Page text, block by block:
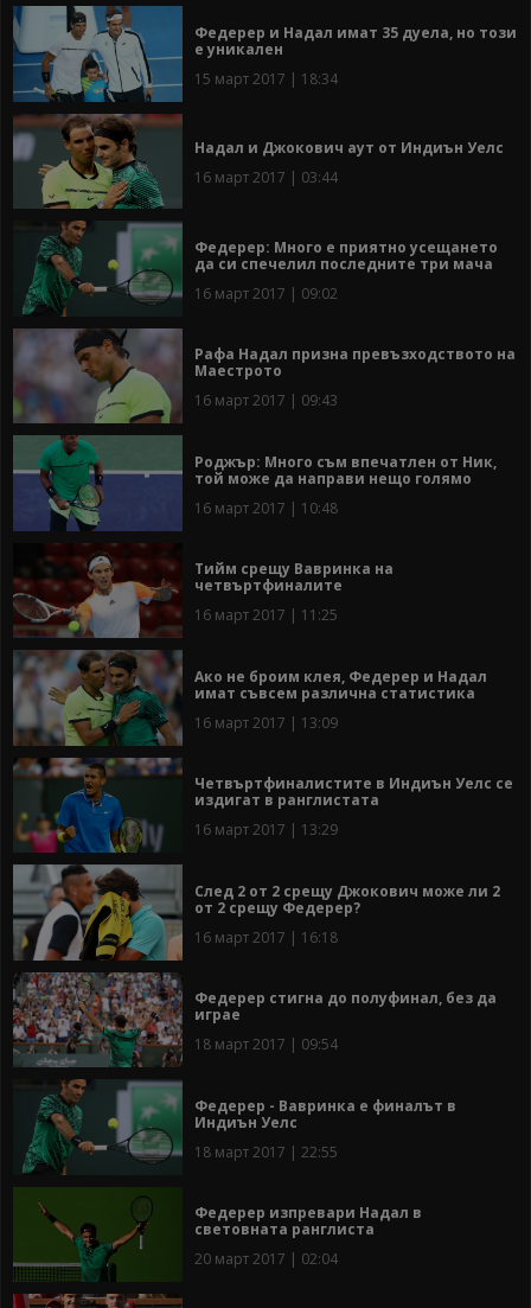
Федерер и Надал имат 35 дуела, но този
е уникален
15 март 2017 | 18:34
Надал и Джокович аут от Индиън Уелс
16 март 2017 | 03:44
Федерер: Много е приятно усещането
да си спечелил последните три мача
16 март 2017 | 09:02
Рафа Надал призна превъзходството на
Маестрото
16 март 2017 | 09:43
Роджър: Много съм впечатлен от Ник,
той може да направи нещо голямо
16 март 2017 | 10:48
Тийм срещу Вавринка на
четвъртфиналите
16 март 2017 | 11:25
Ако не броим клея, Федерер и Надал
имат съвсем различна статистика
16 март 2017 | 13:09
Четвъртфиналистите в Индиън Уелс се
издигат в ранглистата
16 март 2017 | 13:29
След 2 от 2 срещу Джокович може ли 2
от 2 срещу Федерер?
16 март 2017 | 16:18
Федерер стигна до полуфинал, без да
играе
18 март 2017 | 09:54
Федерер - Вавринка е финалът в
Индиън Уелс
18 март 2017 | 22:55
Федерер изпревари Надал в
световната ранглиста
20 март 2017 | 02:04